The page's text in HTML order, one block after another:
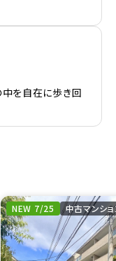
を自在に歩き回
NEW 7/25 中古マンシ